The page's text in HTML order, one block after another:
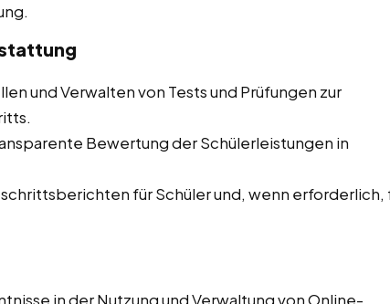
und Verwalten von Tests und Prüfungen zur
Bewertung der Schülerleistungen in
für Schüler und, wenn erforderlich,
in der Nutzung und Verwaltung von Online-